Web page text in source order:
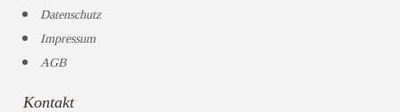
Datenschutz
Impressum
AGB
Kontakt